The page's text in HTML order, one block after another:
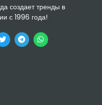
создает тренды в
с 1996 года!